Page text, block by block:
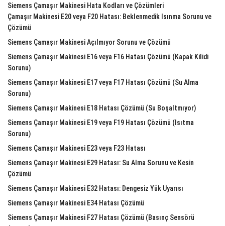
Siemens Çamaşır Makinesi Hata Kodları ve Çözümleri
Çamaşır Makinesi E20 veya F20 Hatası: Beklenmedik Isınma Sorunu ve
Çözümü
Siemens Çamaşır Makinesi Açılmıyor Sorunu ve Çözümü
Siemens Çamaşır Makinesi E16 veya F16 Hatası Çözümü (Kapak Kilidi
Sorunu)
Siemens Çamaşır Makinesi E17 veya F17 Hatası Çözümü (Su Alma
Sorunu)
Siemens Çamaşır Makinesi E18 Hatası Çözümü (Su Boşaltmıyor)
Siemens Çamaşır Makinesi E19 veya F19 Hatası Çözümü (Isıtma
Sorunu)
Siemens Çamaşır Makinesi E23 veya F23 Hatası
Siemens Çamaşır Makinesi E29 Hatası: Su Alma Sorunu ve Kesin
Çözümü
Siemens Çamaşır Makinesi E32 Hatası: Dengesiz Yük Uyarısı
Siemens Çamaşır Makinesi E34 Hatası Çözümü
Siemens Çamaşır Makinesi F27 Hatası Çözümü (Basınç Sensörü